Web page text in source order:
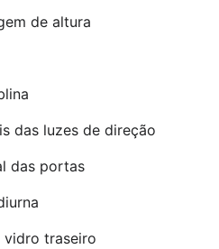
de altura
das luzes de direção
das portas
vidro traseiro